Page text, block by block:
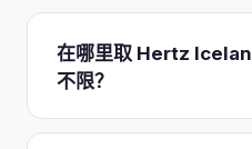
而 Fiat Benivan 房车和
2WD，禁止进入高地。
基础租金包含强制性
242,000 ISK／4x4 和厢
Super CDW 可将免赔额
在哪里取 Hertz
不限？
所有房车，包括车顶帐篷